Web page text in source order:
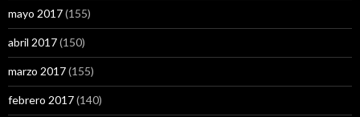
mayo 2017(155)
abril 2017(150)
marzo 2017(155)
febrero 2017(140)